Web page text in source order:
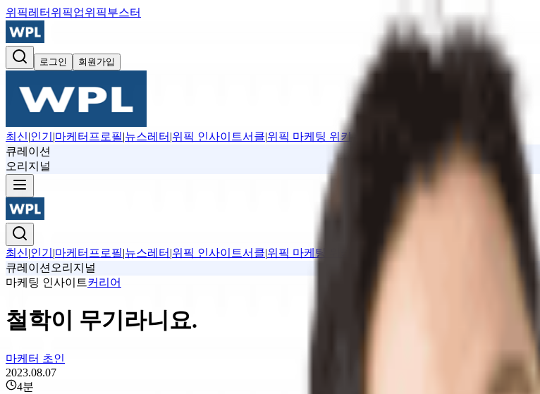
위픽레터 위픽업위픽부스터
로그인 회원가입
최신|인기 |마케터프로필|뉴스레터 |위픽 인사이트서클|위픽 마케팅 위키
큐레이션
오리지널
최신|인기 |마케터프로필|뉴스레터 |위픽 인사이트서클|위픽 마케팅 위키
큐레이션 오리지널
마케팅 인사이트커리어
철학이 무기라니요.
마케터 초인
2023.08.07
4분